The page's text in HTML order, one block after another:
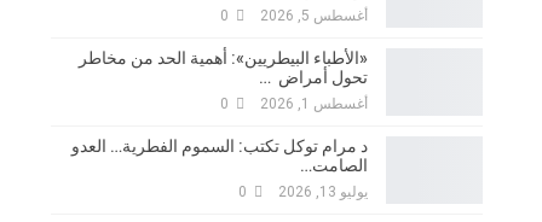
أغسطس 5, 2026
«الأطباء البيطريين»: أهمية الحد من مخاطر
تحول أمراض …
أغسطس 1, 2026
د مرام توكل تكتب: السموم الفطرية… العدو
الصامت…
يوليو 13, 2026